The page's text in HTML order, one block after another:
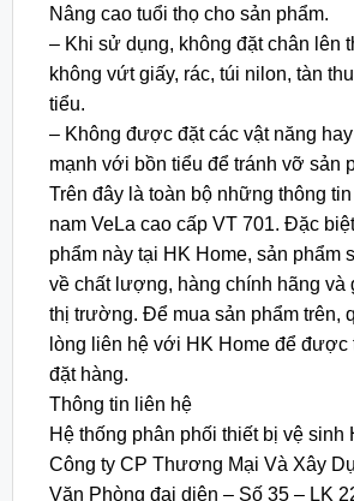
Nâng cao tuổi thọ cho sản phẩm.
– Khi sử dụng, không đặt chân lên
không vứt giấy, rác, túi nilon, tàn
tiểu.
– Không được đặt các vật năng
mạnh với bồn tiểu để tránh vỡ sản
Trên đây là toàn bộ những thông
nam VeLa cao cấp VT 701. Đặc
phẩm này tại HK Home, sản phẩm
về chất lượng, hàng chính hãng và
thị trường. Để mua sản phẩm trên,
lòng liên hệ với HK Home để được
đặt hàng.
Thông tin liên hệ
Hệ thống phân phối thiết bị vệ sinh
Công ty CP Thương Mại Và Xây
Văn Phòng đại diện – Số 35 – LK